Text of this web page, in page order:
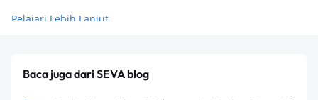
Pelajari Lebih Lanjut
Baca juga dari SEVA blog